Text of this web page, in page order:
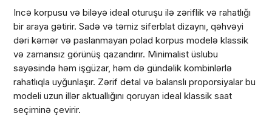
Incə korpusu və biləyə ideal oturuşu ilə zəriflik və rahatlığı
bir araya gətirir. Sadə və təmiz siferblat dizaynı, qəhvəyi
dəri kəmər və paslanmayan polad korpus modelə klassik
və zamansız görünüş qazandırır. Minimalist üslubu
sayəsində həm işgüzar, həm də gündəlik kombinlərlə
rahatlıqla uyğunlaşır. Zərif detal və balanslı proporsiyalar bu
modeli uzun illər aktuallığını qoruyan ideal klassik saat
seçiminə çevirir.